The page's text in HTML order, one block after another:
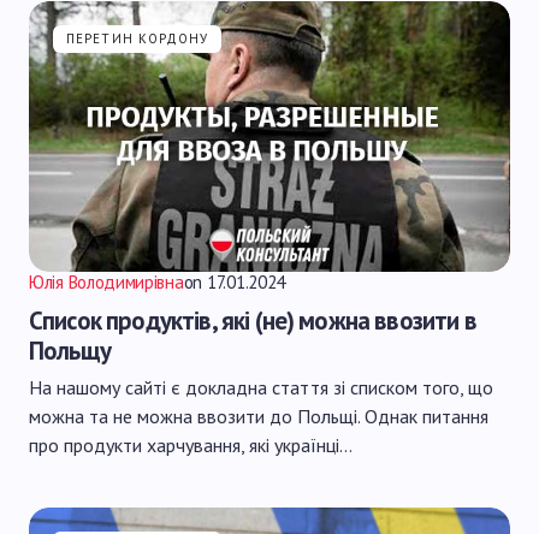
ПЕРЕТИН КОРДОНУ
Юлія Володимирівнаon 17.01.2024
Список продуктів, які (не) можна ввозити в
Польщу
На нашому сайті є докладна стаття зі списком того, що
можна та не можна ввозити до Польщі. Однак питання
про продукти харчування, які українці…